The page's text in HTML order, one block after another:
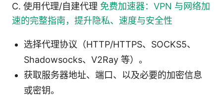
C. 使用代理/自建代理 免费加速器：VPN 与网络加
速的完整指南，提升隐私、速度与安全性
选择代理协议（HTTP/HTTPS、SOCKS5、
Shadowsocks、V2Ray 等）。
获取服务器地址、端口、以及必要的加密信息
或密钥。